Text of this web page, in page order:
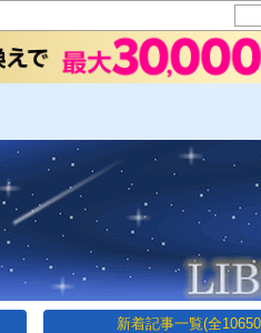
新着記事一覧(全